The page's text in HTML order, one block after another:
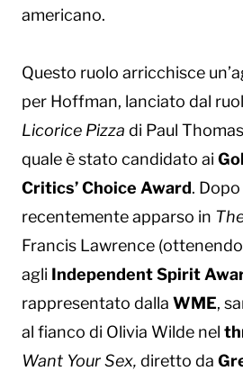
americano.
Questo ruolo arricchisce
per Hoffman, lanciato dal
Licorice Pizza di Paul
quale è stato candidato ai
Critics’ Choice Award.
recentemente apparso in
Francis Lawrence
agli Independent Spirit
rappresentato dalla WME,
al fianco di Olivia Wilde nel
Want Your Sex, diretto da